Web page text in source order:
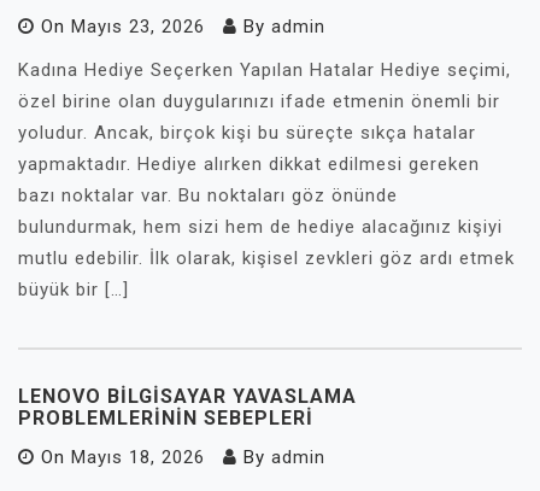
On Mayıs 23, 2026 By admin
Kadına Hediye Seçerken Yapılan Hatalar Hediye seçimi,
özel birine olan duygularınızı ifade etmenin önemli bir
yoludur. Ancak, birçok kişi bu süreçte sıkça hatalar
yapmaktadır. Hediye alırken dikkat edilmesi gereken
bazı noktalar var. Bu noktaları göz önünde
bulundurmak, hem sizi hem de hediye alacağınız kişiyi
mutlu edebilir. İlk olarak, kişisel zevkleri göz ardı etmek
büyük bir […]
LENOVO BILGISAYAR YAVASLAMA
PROBLEMLERININ SEBEPLERI
On Mayıs 18, 2026 By admin